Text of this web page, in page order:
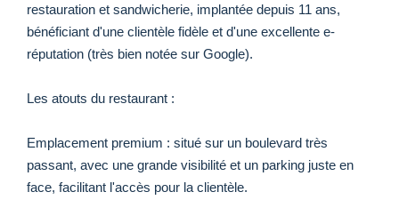
restauration et sandwicherie, implantée depuis 11 ans,
bénéficiant d'une clientèle fidèle et d'une excellente e-
réputation (très bien notée sur Google).
Les atouts du restaurant :
Emplacement premium : situé sur un boulevard très
passant, avec une grande visibilité et un parking juste en
face, facilitant l'accès pour la clientèle.